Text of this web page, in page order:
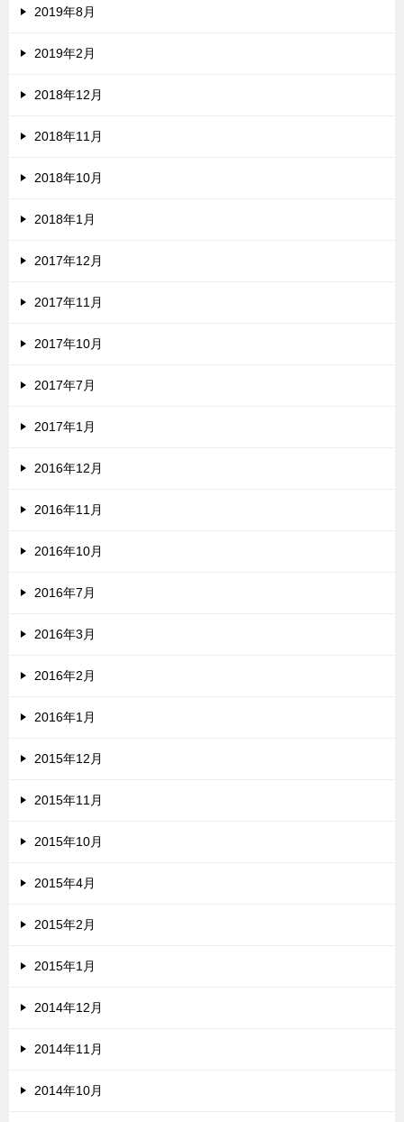
2019年8月
2019年2月
2018年12月
2018年11月
2018年10月
2018年1月
2017年12月
2017年11月
2017年10月
2017年7月
2017年1月
2016年12月
2016年11月
2016年10月
2016年7月
2016年3月
2016年2月
2016年1月
2015年12月
2015年11月
2015年10月
2015年4月
2015年2月
2015年1月
2014年12月
2014年11月
2014年10月